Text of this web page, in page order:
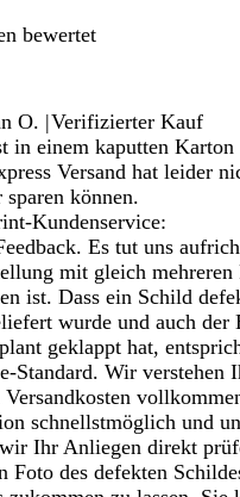
O. |Verifizierter Kauf
in einem kaputten Karton
Versand hat leider
können.
Kundenservice:
Es tut uns
mit gleich mehreren
ist. Dass ein Schild
wurde und auch der
geklappt hat,
Standard. Wir verstehen
schnellstmöglich und
Ihr Anliegen direkt
Foto des defekten